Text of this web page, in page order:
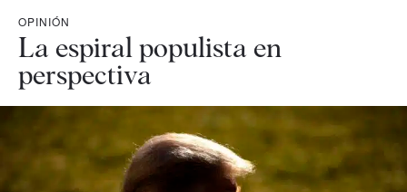
OPINIÓN
La espiral populista en
perspectiva